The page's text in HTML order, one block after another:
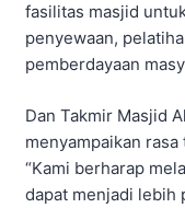
fasilitas masjid
penyewaan,
pemberdayaan
Dan Takmir Masjid
menyampaikan
“Kami berharap
dapat menjadi lebih